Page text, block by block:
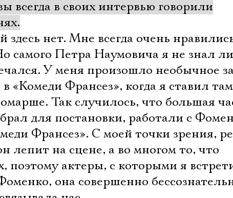
всегда в своих интервью говорили
здесь нет. Мне всегда очень
самого Петра Наумовича я не знал
У меня произошло необычное
«Комеди Франсез», когда я ставил там
Так случилось, что большая
для постановки, работали с
Франсез». С моей точки зрения,
лепит на сцене, а во многом то, что
поэтому актеры, с которыми я
она совершенно